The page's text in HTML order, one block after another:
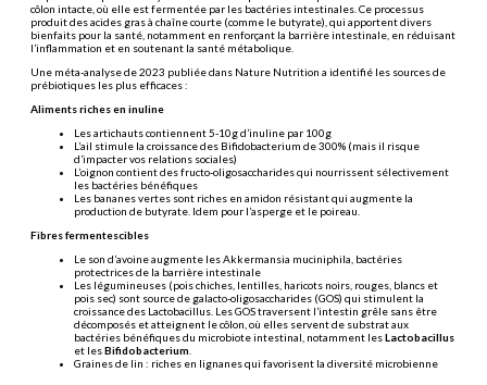
côlon intacte, où elle est fermentée par les bactéries intestinales. Ce processus
produit des acides gras à chaîne courte (comme le butyrate), qui apportent divers
bienfaits pour la santé, notamment en renforçant la barrière intestinale, en réduisant
l’inflammation et en soutenant la santé métabolique.
Une méta-analyse de 2023 publiée dans Nature Nutrition a identifié les sources de
prébiotiques les plus efficaces :
Aliments riches en inuline
Les artichauts contiennent 5-10g d’inuline par 100g
L’ail stimule la croissance des Bifidobacterium de 300% (mais il risque
d’impacter vos relations sociales)
L’oignon contient des fructo-oligosaccharides qui nourrissent sélectivement
les bactéries bénéfiques
Les bananes vertes sont riches en amidon résistant qui augmente la
production de butyrate. Idem pour l’asperge et le poireau.
Fibres fermentescibles
Le son d’avoine augmente les Akkermansia muciniphila, bactéries
protectrices de la barrière intestinale
Les légumineuses (pois chiches, lentilles, haricots noirs, rouges, blancs et
pois sec) sont source de galacto-oligosaccharides (GOS) qui stimulent la
croissance des Lactobacillus. Les GOS traversent l’intestin grêle sans être
décomposés et atteignent le côlon, où elles servent de substrat aux
bactéries bénéfiques du microbiote intestinal, notamment lesLactobacillus
et lesBifidobacterium.
Graines de lin : riches en lignanes qui favorisent la diversité microbienne